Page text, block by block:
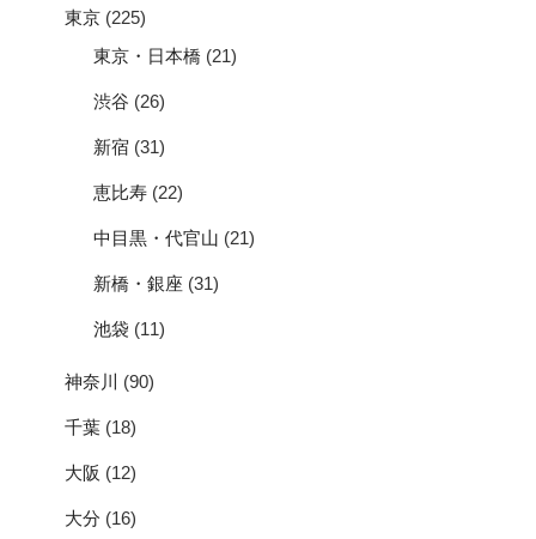
東京 (225)
東京・日本橋 (21)
渋谷 (26)
新宿 (31)
恵比寿 (22)
中目黒・代官山 (21)
新橋・銀座 (31)
池袋 (11)
神奈川 (90)
千葉 (18)
大阪 (12)
大分 (16)